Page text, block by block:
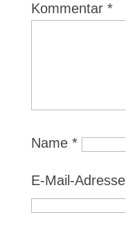
Kommentar *
Name *
E-Mail-Adresse